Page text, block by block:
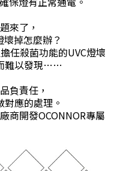
來了，
壞掉怎麼辦？
任殺菌功能的UVC燈壞
難以發現……
負責任，
應的處理。
商開發OCONNOR專屬